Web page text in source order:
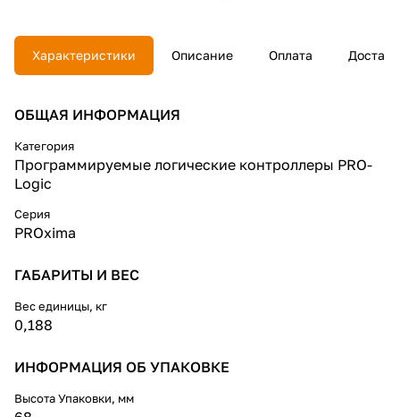
Характеристики Описание Оплата
ОБЩАЯ ИНФОРМАЦИЯ
Категория
Программируемые логические контроллеры PRO-
Logic
Серия
PROxima
ГАБАРИТЫ И ВЕС
Вес единицы, кг
0,188
ИНФОРМАЦИЯ ОБ УПАКОВКЕ
Высота Упаковки, мм